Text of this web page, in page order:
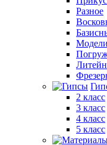
Разное
2 класс
3 класс
4 класс
5 класс